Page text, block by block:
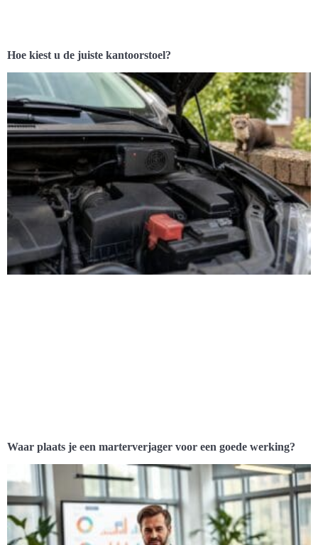
Hoe kiest u de juiste kantoorstoel?
Waar plaats je een marterverjager voor een goede werking?